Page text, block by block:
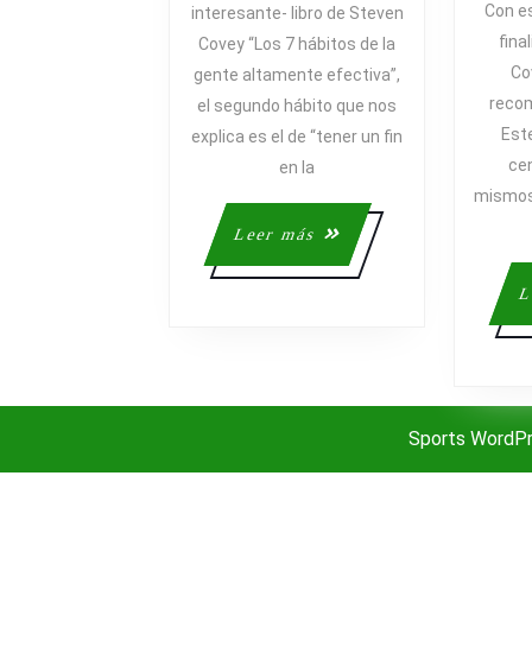
EN
LA
MENTE
interesante- libro de Steven
Covey “Los 7 hábitos de la
gente altamente efectiva”,
el segundo hábito que nos
explica es el de “tener un fin
en la
Leer más
Leer
más
Con
Sports